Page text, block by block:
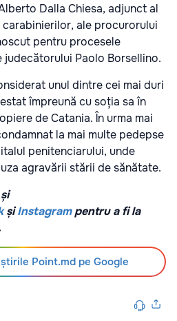
Dalla Chiesa, adjunct al
ale procurorului
pentru procesele
Paolo Borsellino.
unul dintre cei mai duri
împreună cu soția sa în
de Catania. În urma mai
la mai multe pedepse
penitenciarului, unde
agravării stării de sănătate.
șiInstagrampentru a fi la
Point.md pe Google